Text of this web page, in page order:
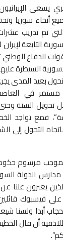
أنحاء سوريا
تم تدريب
التابعة
الدفاع الوطني
السيطرة
بعيد المدى
مستمر في
تحويل السنة
فمع تواجد
التحول إلى
بموجب مرسوم
الدولة
يعبرون
فيسبوك
أبدا
أن قال